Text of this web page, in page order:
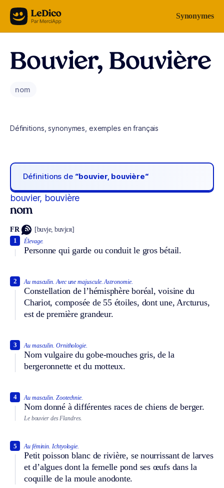
Aller au contenu Synonymes
Bouvier, Bouvière
nom
Définitions, synonymes, exemples en français
Définitions de “bouvier, bouvière“
bouvier, bouvière
nom
FR [buvje, buvjɛʀ]
Élevage.
Personne qui garde ou conduit le gros bétail.
1
Au masculin. Avec une majuscule. Astronomie.
Constellation de l’hémisphère boréal, voisine du
Chariot, composée de 55 étoiles, dont une, Arcturus,
est de première grandeur.
2
Au masculin. Ornithologie.
Nom vulgaire du gobe-mouches gris, de la
bergeronnette et du motteux.
3
Au masculin. Zootechnie.
Nom donné à différentes races de chiens de berger.
4
Le bouvier des Flandres.
Au féminin. Ichtyologie.
Petit poisson blanc de rivière, se nourrissant de larves
et d’algues dont la femelle pond ses œufs dans la
coquille de la moule anodonte.
5